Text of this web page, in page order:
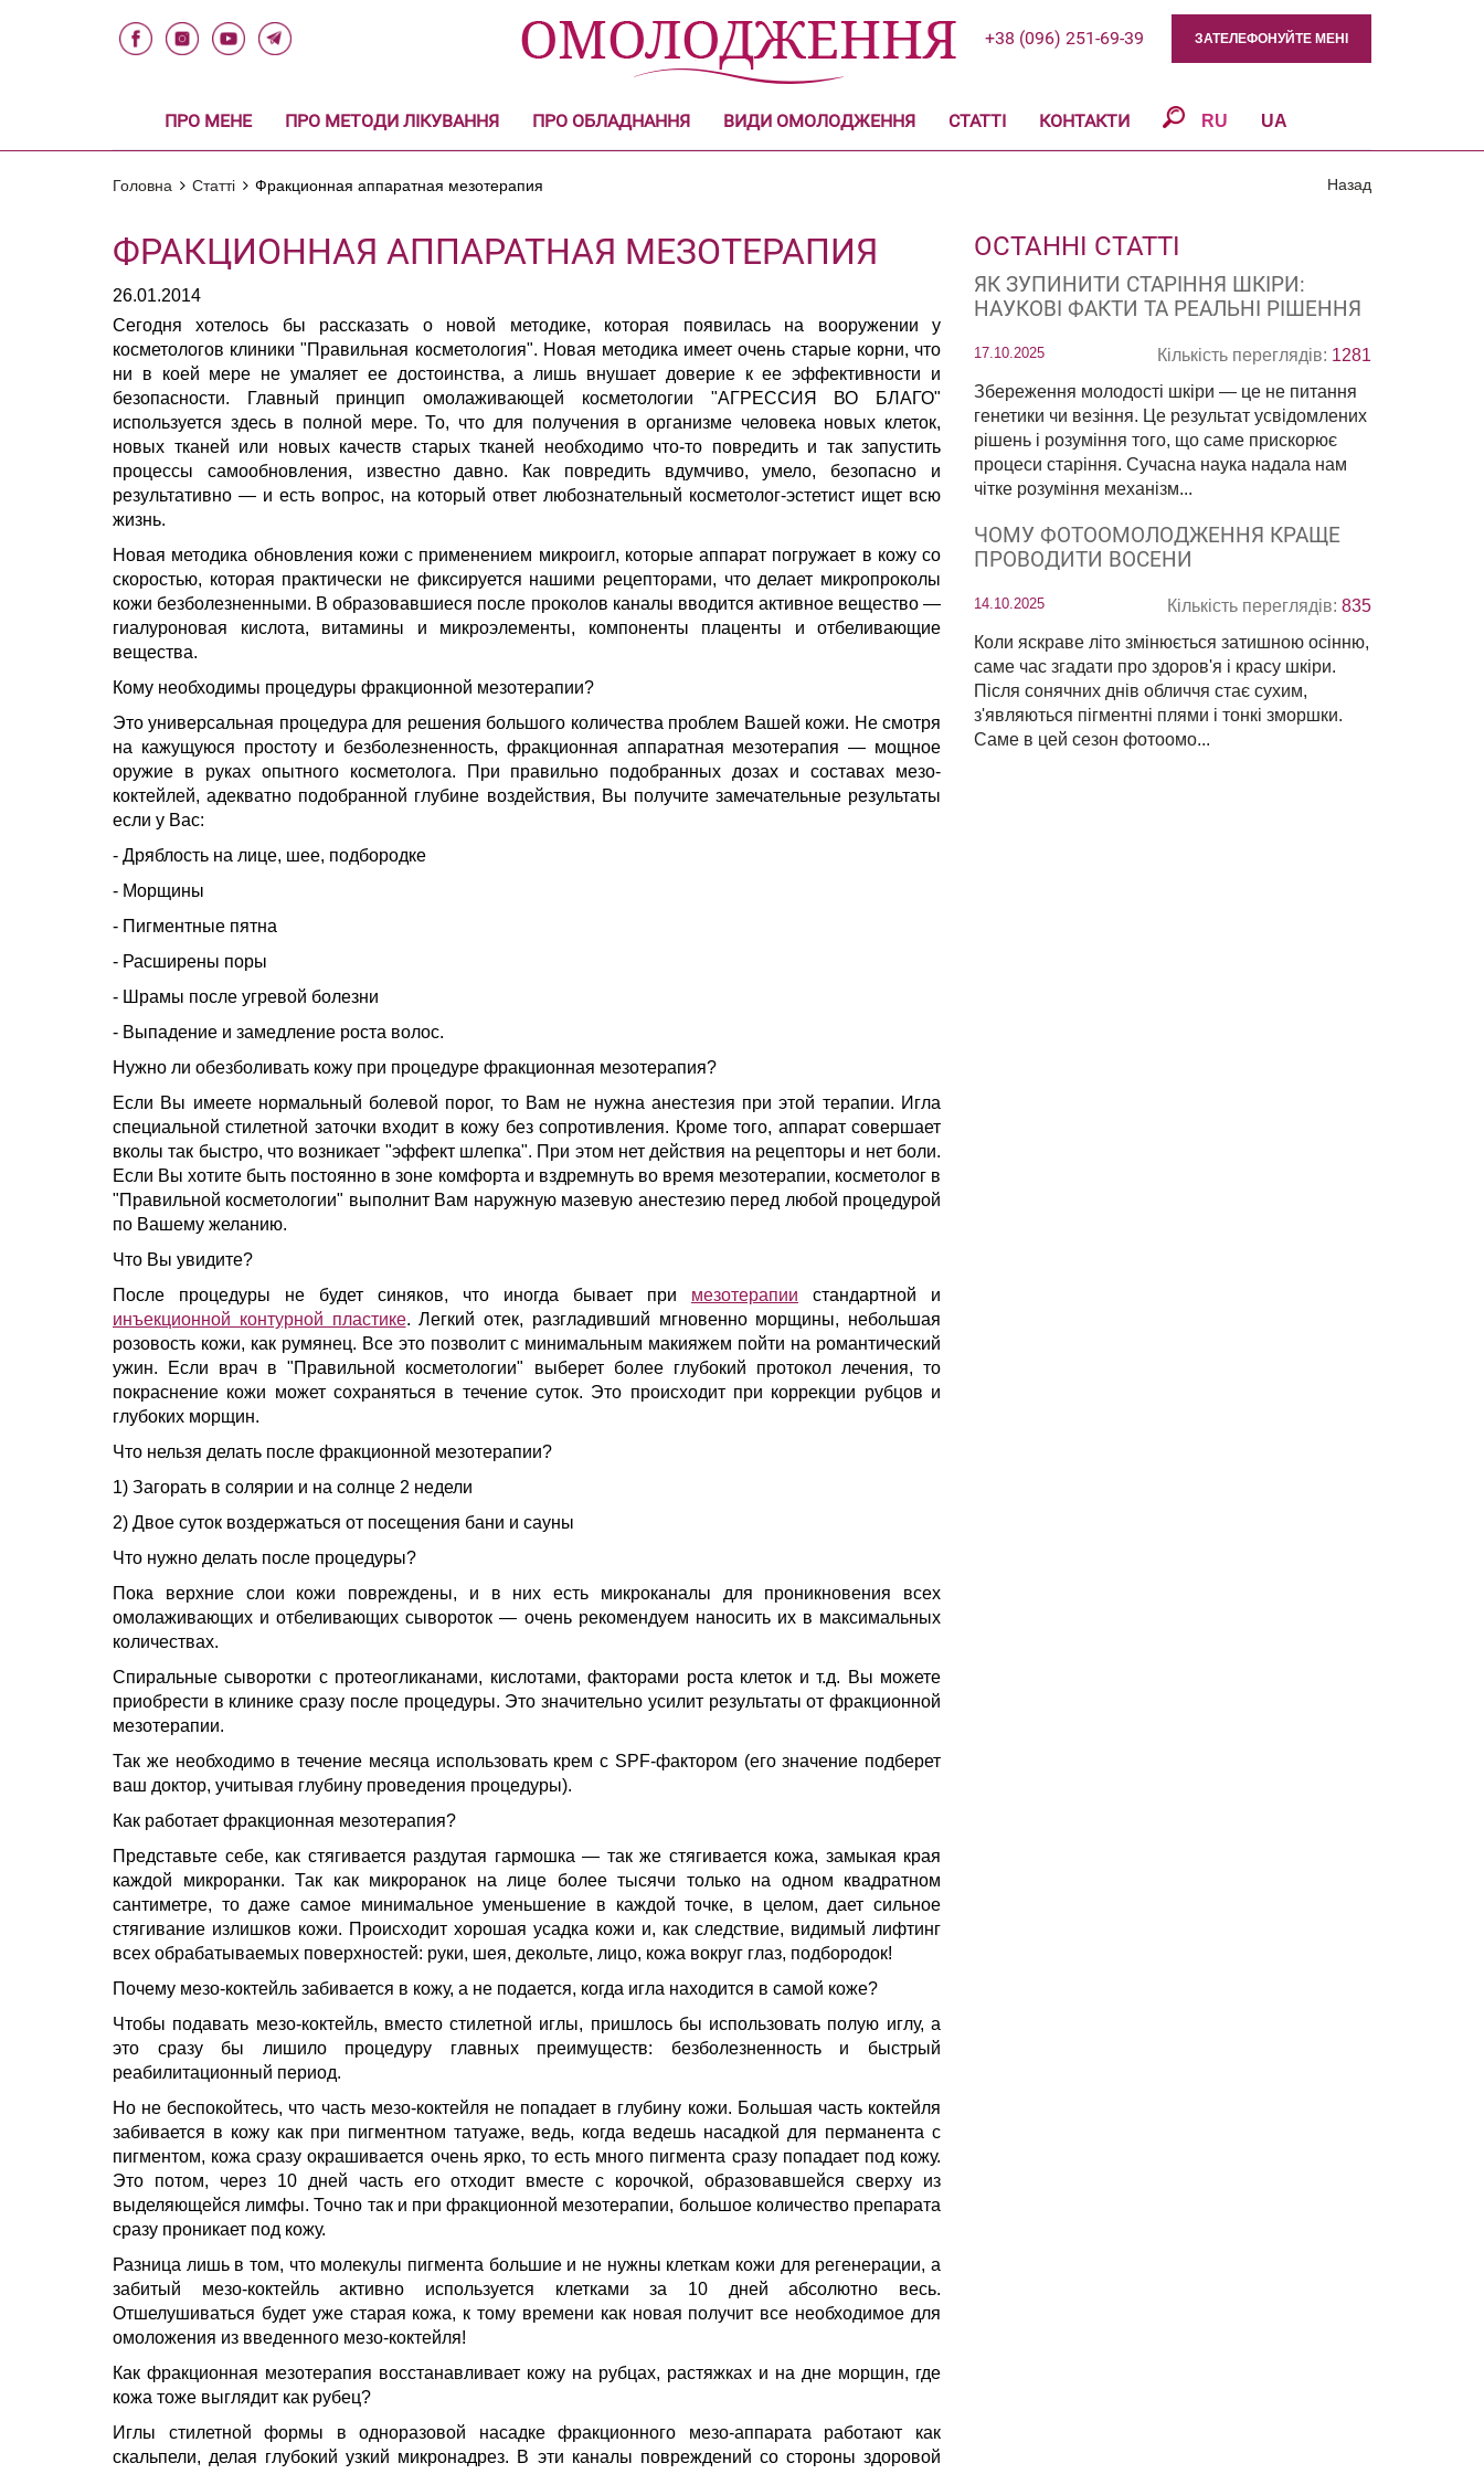
+38 (096) 251-69-39 ЗАТЕЛЕФОНУЙТЕ МЕНІ
ПРО МЕНЕ ПРО МЕТОДИ ЛІКУВАННЯ ПРО ОБЛАДНАННЯ ВИДИ ОМОЛОДЖЕННЯ СТАТТІ КОНТАКТИ RU UA
Назад
Головна Статті Фракционная аппаратная мезотерапия
ФРАКЦИОННАЯ АППАРАТНАЯ МЕЗОТЕРАПИЯ
26.01.2014
Сегодня хотелось бы рассказать о новой методике, которая появилась на вооружении у
косметологов клиники "Правильная косметология". Новая методика имеет очень старые корни, что
ни в коей мере не умаляет ее достоинства, а лишь внушает доверие к ее эффективности и
безопасности. Главный принцип омолаживающей косметологии "АГРЕССИЯ ВО БЛАГО"
используется здесь в полной мере. То, что для получения в организме человека новых клеток,
новых тканей или новых качеств старых тканей необходимо что-то повредить и так запустить
процессы самообновления, известно давно. Как повредить вдумчиво, умело, безопасно и
результативно — и есть вопрос, на который ответ любознательный косметолог-эстетист ищет всю
жизнь.
Новая методика обновления кожи с применением микроигл, которые аппарат погружает в кожу со
скоростью, которая практически не фиксируется нашими рецепторами, что делает микропроколы
кожи безболезненными. В образовавшиеся после проколов каналы вводится активное вещество —
гиалуроновая кислота, витамины и микроэлементы, компоненты плаценты и отбеливающие
вещества.
Кому необходимы процедуры фракционной мезотерапии?
Это универсальная процедура для решения большого количества проблем Вашей кожи. Не смотря
на кажущуюся простоту и безболезненность, фракционная аппаратная мезотерапия — мощное
оружие в руках опытного косметолога. При правильно подобранных дозах и составах мезо-
коктейлей, адекватно подобранной глубине воздействия, Вы получите замечательные результаты
если у Вас:
- Дряблость на лице, шее, подбородке
- Морщины
- Пигментные пятна
- Расширены поры
- Шрамы после угревой болезни
- Выпадение и замедление роста волос.
Нужно ли обезболивать кожу при процедуре фракционная мезотерапия?
Если Вы имеете нормальный болевой порог, то Вам не нужна анестезия при этой терапии. Игла
специальной стилетной заточки входит в кожу без сопротивления. Кроме того, аппарат совершает
вколы так быстро, что возникает "эффект шлепка". При этом нет действия на рецепторы и нет боли.
Если Вы хотите быть постоянно в зоне комфорта и вздремнуть во время мезотерапии, косметолог в
"Правильной косметологии" выполнит Вам наружную мазевую анестезию перед любой процедурой
по Вашему желанию.
Что Вы увидите?
После процедуры не будет синяков, что иногда бывает при мезотерапии стандартной и
инъекционной контурной пластике. Легкий отек, разгладивший мгновенно морщины, небольшая
розовость кожи, как румянец. Все это позволит с минимальным макияжем пойти на романтический
ужин. Если врач в "Правильной косметологии" выберет более глубокий протокол лечения, то
покраснение кожи может сохраняться в течениe суток. Это происходит при коррекции рубцов и
глубоких морщин.
Что нельзя делать после фракционной мезотерапии?
1) Загорать в солярии и на солнце 2 недели
2) Двое суток воздержаться от посещения бани и сауны
Что нужно делать после процедуры?
Пока верхние слои кожи повреждены, и в них есть микроканалы для проникновения всех
омолаживающих и отбеливающих сывороток — очень рекомендуем наносить их в максимальных
количествах.
Спиральные сыворотки с протеогликанами, кислотами, факторами роста клеток и т.д. Вы можете
приобрести в клинике сразу после процедуры. Это значительно усилит результаты от фракционной
мезотерапии.
Так же необходимо в течение месяца использовать крем с SPF-фактором (его значение подберет
ваш доктор, учитывая глубину проведения процедуры).
Как работает фракционная мезотерапия?
Представьте себе, как стягивается раздутая гармошка — так же стягивается кожа, замыкая края
каждой микроранки. Так как микроранок на лице более тысячи только на одном квадратном
сантиметре, то даже самое минимальное уменьшение в каждой точке, в целом, дает сильное
стягивание излишков кожи. Происходит хорошая усадка кожи и, как следствие, видимый лифтинг
всех обрабатываемых поверхностей: руки, шея, декольте, лицо, кожа вокруг глаз, подбородок!
Почему мезо-коктейль забивается в кожу, а не подается, когда игла находится в самой коже?
Чтобы подавать мезо-коктейль, вместо стилетной иглы, пришлось бы использовать полую иглу, а
это сразу бы лишило процедуру главных преимуществ: безболезненность и быстрый
реабилитационный период.
Но не беспокойтесь, что часть мезо-коктейля не попадает в глубину кожи. Большая часть коктейля
забивается в кожу как при пигментном татуаже, ведь, когда ведешь насадкой для перманента с
пигментом, кожа сразу окрашивается очень ярко, то есть много пигмента сразу попадает под кожу.
Это потом, через 10 дней часть его отходит вместе с корочкой, образовавшейся сверху из
выделяющейся лимфы. Точно так и при фракционной мезотерапии, большое количество препарата
сразу проникает под кожу.
Разница лишь в том, что молекулы пигмента большие и не нужны клеткам кожи для регенерации, а
забитый мезо-коктейль активно используется клетками за 10 дней абсолютно весь.
Отшелушиваться будет уже старая кожа, к тому времени как новая получит все необходимое для
омоложения из введенного мезо-коктейля!
Как фракционная мезотерапия восстанавливает кожу на рубцах, растяжках и на дне морщин, где
кожа тоже выглядит как рубец?
Иглы стилетной формы в одноразовой насадке фракционного мезо-аппарата работают как
скальпели, делая глубокий узкий микронадрез. В эти каналы повреждений со стороны здоровой
ОСТАННІ СТАТТІ
ЯК ЗУПИНИТИ СТАРІННЯ ШКІРИ:
НАУКОВІ ФАКТИ ТА РЕАЛЬНІ РІШЕННЯ
17.10.2025 Кількість переглядів: 1281
Збереження молодості шкіри — це не питання
генетики чи везіння. Це результат усвідомлених
рішень і розуміння того, що саме прискорює
процеси старіння. Сучасна наука надала нам
чітке розуміння механізм...
ЧОМУ ФОТООМОЛОДЖЕННЯ КРАЩЕ
ПРОВОДИТИ ВОСЕНИ
14.10.2025 Кількість переглядів: 835
Коли яскраве літо змінюється затишною осінню,
саме час згадати про здоров'я і красу шкіри.
Після сонячних днів обличчя стає сухим,
з'являються пігментні плями і тонкі зморшки.
Саме в цей сезон фотоомо...